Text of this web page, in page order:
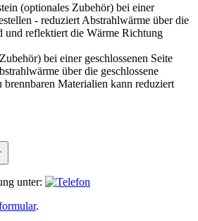
(optionales Zubehör) bei einer
- reduziert Abstrahlwärme über die
und reflektiert die Wärme Richtung
bei einer geschlossenen Seite
über die geschlossene
Materialien kann reduziert
unter:
.